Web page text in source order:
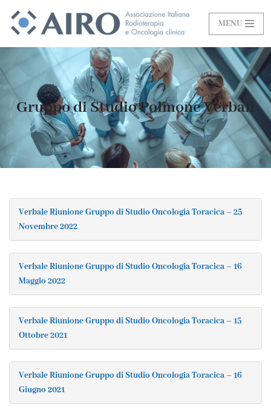
Vai
al
contenuto
MENU
Gruppo di Studio Polmone Verbali
Verbale Riunione Gruppo di Studio Oncologia Toracica – 25
Novembre 2022
Verbale Riunione Gruppo di Studio Oncologia Toracica – 16
Maggio 2022
Verbale Riunione Gruppo di Studio Oncologia Toracica – 15
Ottobre 2021
Verbale Riunione Gruppo di Studio Oncologia Toracica – 16
Giugno 2021